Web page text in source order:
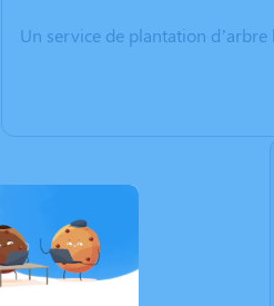
Un service de plantation